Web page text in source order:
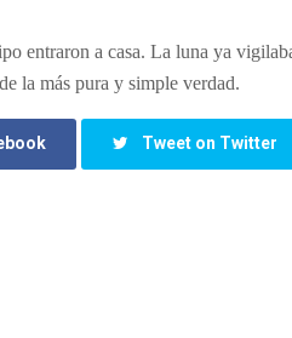
entraron a casa. La luna ya
la más pura y simple verdad.
Tweet on Twitter